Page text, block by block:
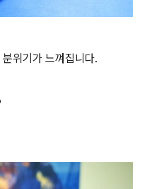
위기가 느껴집니다.